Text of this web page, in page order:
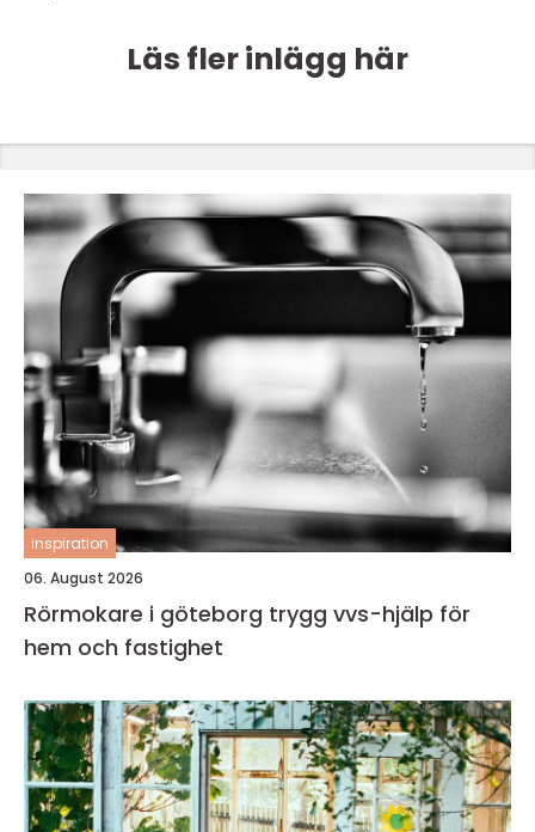
Läs fler inlägg här
inspiration
06. August 2026
Rörmokare i göteborg trygg vvs-hjälp för
hem och fastighet